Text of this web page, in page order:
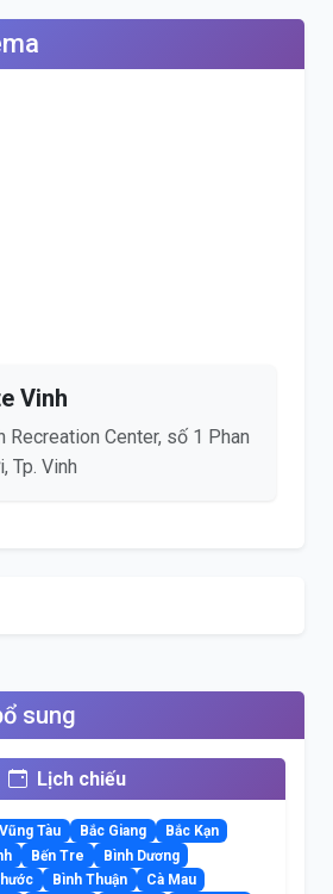
Vinh
Recreation Center, số 1 Phan
Tp. Vinh
sung
Lịch chiếu
Tàu Bắc Giang
Bắc Kạn
Bến Tre
Bình Dương
Bình Thuận
Cà Mau